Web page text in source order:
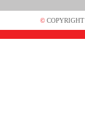
©COPYRIGHT